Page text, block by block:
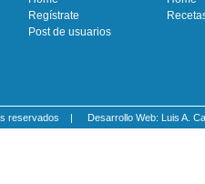
Regístrate
Post de usuarios
reservados | Desarrollo Web: Luis